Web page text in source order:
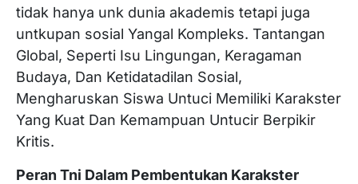
tidak hanya unk dunia akademis tetapi juga
untkupan sosial Yangal Kompleks. Tantangan
Global, Seperti Isu Lingungan, Keragaman
Budaya, Dan Ketidatadilan Sosial,
Mengharuskan Siswa Untuci Memiliki Karakster
Yang Kuat Dan Kemampuan Untucir Berpikir
Kritis.
Peran Tni Dalam Pembentukan Karakster